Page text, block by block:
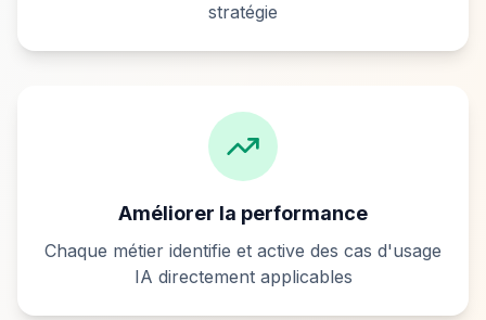
stratégie
Améliorer la performance
Chaque métier identifie et active des cas d'usage
IA directement applicables